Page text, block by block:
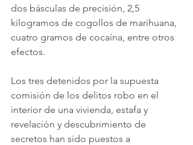
dos básculas de precisión, 2,5
kilogramos de cogollos de marihuana,
cuatro gramos de cocaína, entre otros
efectos.
Los tres detenidos por la supuesta
comisión de los delitos robo en el
interior de una vivienda, estafa y
revelación y descubrimiento de
secretos han sido puestos a